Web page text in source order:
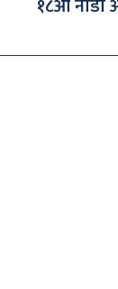
१८औँ नाडा